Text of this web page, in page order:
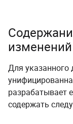
Для указанного
разрабатывает
содержать